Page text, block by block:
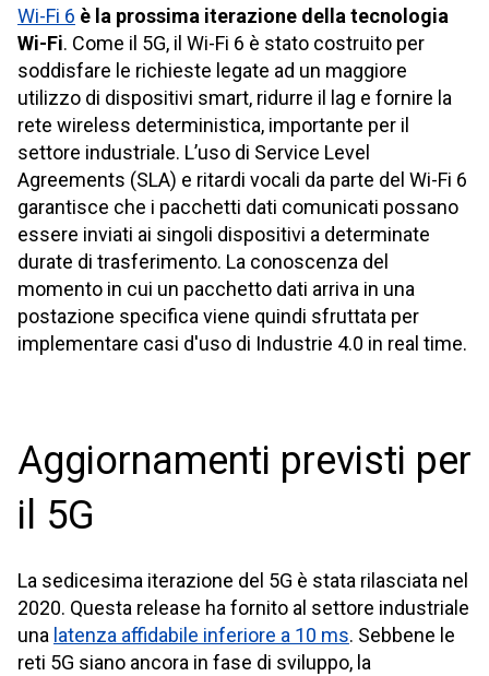
Wi-Fi 6 è la prossima iterazione della tecnologia
Wi-Fi. Come il 5G, il Wi-Fi 6 è stato costruito per
soddisfare le richieste legate ad un maggiore
utilizzo di dispositivi smart, ridurre il lag e fornire la
rete wireless deterministica, importante per il
settore industriale. L’uso di Service Level
Agreements (SLA) e ritardi vocali da parte del Wi-Fi 6
garantisce che i pacchetti dati comunicati possano
essere inviati ai singoli dispositivi a determinate
durate di trasferimento. La conoscenza del
momento in cui un pacchetto dati arriva in una
postazione specifica viene quindi sfruttata per
implementare casi d'uso di Industrie 4.0 in real time.
Aggiornamenti previsti per
il 5G
La sedicesima iterazione del 5G è stata rilasciata nel
2020. Questa release ha fornito al settore industriale
una latenza affidabile inferiore a 10 ms. Sebbene le
reti 5G siano ancora in fase di sviluppo, la